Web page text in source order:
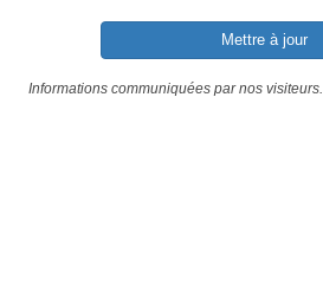
Mettre à jour
Informations communiquées par nos visiteurs.